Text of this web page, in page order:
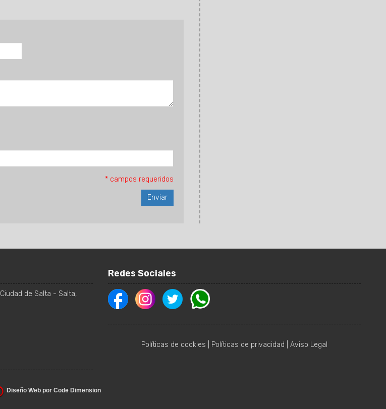
* campos requeridos
Ciudad de Salta - Salta,
Redes Sociales
Políticas de cookies Políticas de privacidad |Aviso Legal
Diseño Web por Code Dimension